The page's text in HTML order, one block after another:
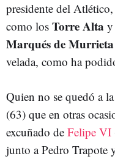
presidente del
como los Torre Alta y
Marqués de Murrieta
velada, como ha
Quien no se quedó a
(63) que en otras
excuñado de Felipe VI
junto a Pedro Trapote